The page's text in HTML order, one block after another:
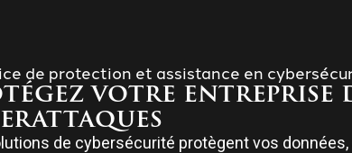
de protection et assistance en
votre entreprise
de cybersécurité protègent vos données,